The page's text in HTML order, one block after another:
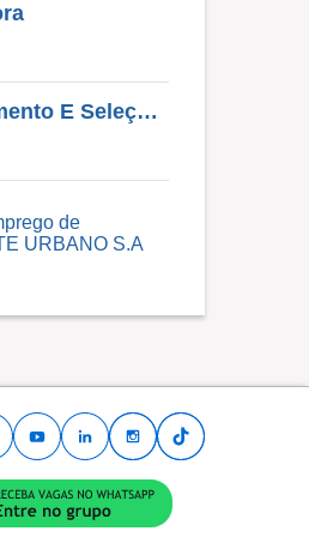
Analista De Recrutamento E Seleção Júnior
de
URBANO S.A